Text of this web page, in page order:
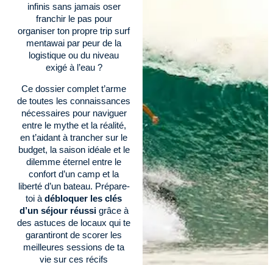
infinis sans jamais oser
franchir le pas pour
organiser ton propre trip surf
mentawai par peur de la
logistique ou du niveau
exigé à l’eau ?
Ce dossier complet t’arme
de toutes les connaissances
nécessaires pour naviguer
entre le mythe et la réalité,
en t’aidant à trancher sur le
budget, la saison idéale et le
dilemme éternel entre le
confort d’un camp et la
liberté d’un bateau. Prépare-
toi àdébloquer les clés
d’un séjour réussigrâce à
des astuces de locaux qui te
garantiront de scorer les
meilleures sessions de ta
vie sur ces récifs